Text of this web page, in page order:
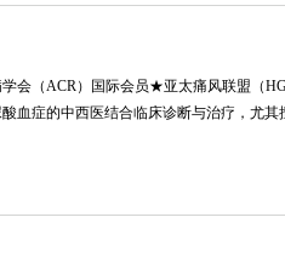
会（ACR）国际会员★亚太痛风联盟（
血症的中西医结合临床诊断与治疗，尤其